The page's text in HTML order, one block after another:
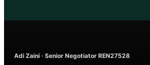
Adi Zaini · Senior Negotiator REN27528